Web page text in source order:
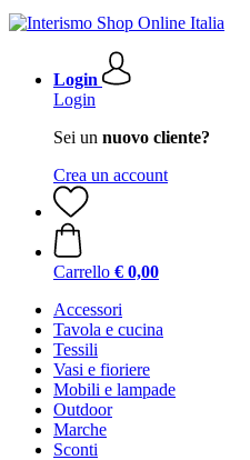
Login
Login
Sei un nuovo cliente?
Crea un account
Carrello € 0,00
Accessori
Tavola e cucina
Tessili
Vasi e fioriere
Mobili e lampade
Outdoor
Marche
Sconti